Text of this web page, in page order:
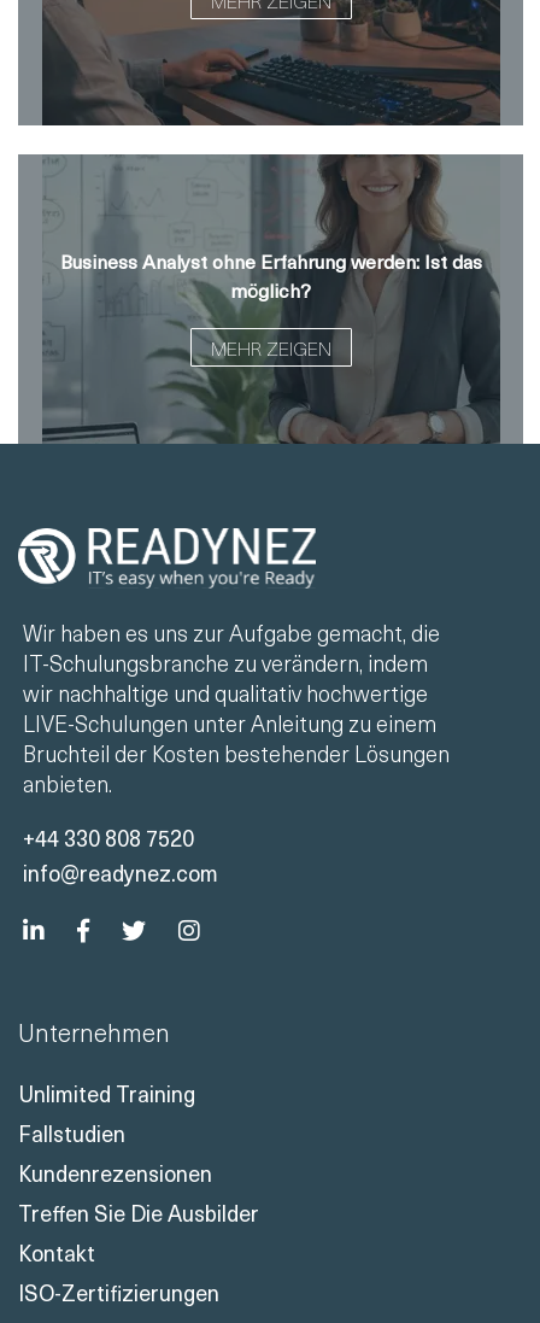
Business Analyst ohne Erfahrung werden: Ist das
möglich?
MEHR ZEIGEN
Wir haben es uns zur Aufgabe gemacht, die
IT-Schulungsbranche zu verändern, indem
wir nachhaltige und qualitativ hochwertige
LIVE-Schulungen unter Anleitung zu einem
Bruchteil der Kosten bestehender Lösungen
anbieten.
+44 330 808 7520
info@readynez.com
Unternehmen
Unlimited Training
Fallstudien
Kundenrezensionen
Treffen Sie Die Ausbilder
Kontakt
ISO-Zertifizierungen